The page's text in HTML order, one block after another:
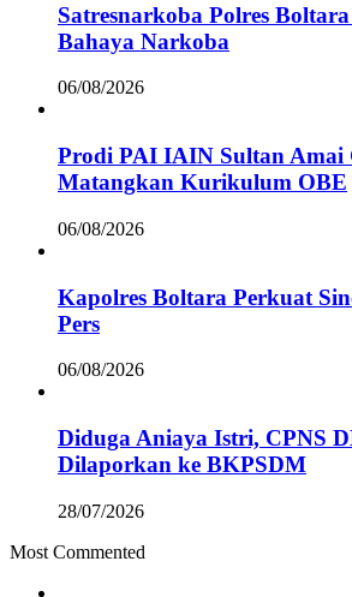
Satresnarkoba Polres
Bahaya Narkoba
06/08/2026
Prodi PAI IAIN Sultan Amai
Matangkan Kurikulum OBE
06/08/2026
Kapolres Boltara Perkuat
Pers
06/08/2026
Diduga Aniaya Istri, CPNS
Dilaporkan ke BKPSDM
28/07/2026
Most Commented